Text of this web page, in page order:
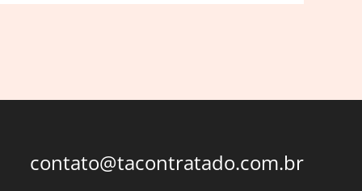
contato@tacontratado.com.br